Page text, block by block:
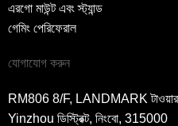
এরগো মাউন্ট এবং স্ট্যান্ড
গেমিং পেরিফেরাল
যোগাযোগ করুন
RM806 8/F, LANDMARK টাওয়ার
Yinzhou ডিস্ট্রিক্ট, নিংবো, 315000